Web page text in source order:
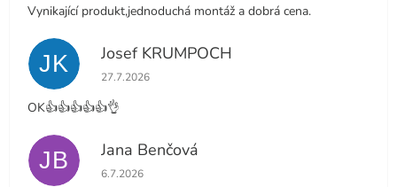
Vynikající produkt,jednoduchá montáž a dobrá cena.
JK Josef KRUMPOCH
Hodnocení obchodu je 5 z 5 hvězdiček.
27.7.2026
OK👍👍👍👍👍👌
JB Jana Benčová
Hodnocení obchodu je 5 z 5 hvězdiček.
6.7.2026